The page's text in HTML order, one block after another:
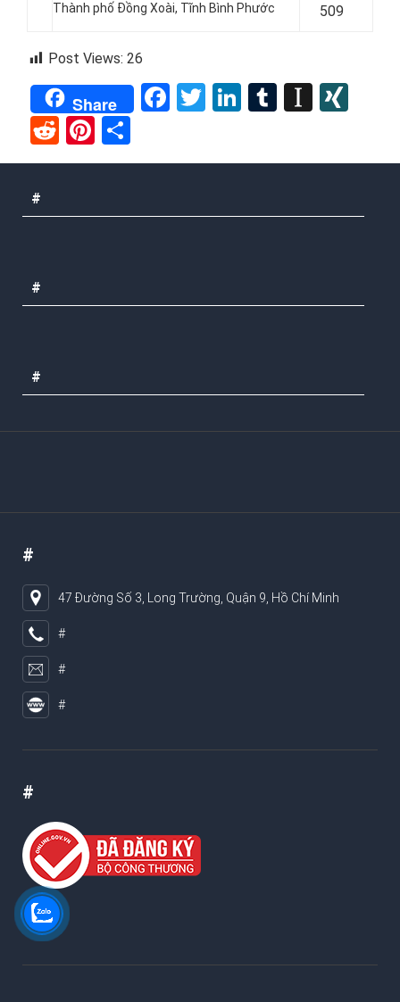
Thành phố Đồng Xoài, Tĩnh Bình Phước
509
Post Views: 26
Share Facebook
TwitterLinkedIn
Tumblr
RedditPinterest
#
#
#
#
47 Đường Số 3, Long Trường, Quận 9, Hồ Chí Minh
#
#
#
#